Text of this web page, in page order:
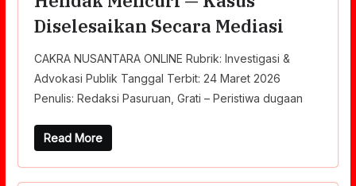
Diselesaikan Secara Mediasi
CAKRA NUSANTARA ONLINE Rubrik: Investigasi &
Advokasi Publik Tanggal Terbit: 24 Maret 2026
Penulis: Redaksi Pasuruan, Grati – Peristiwa dugaan
Read More